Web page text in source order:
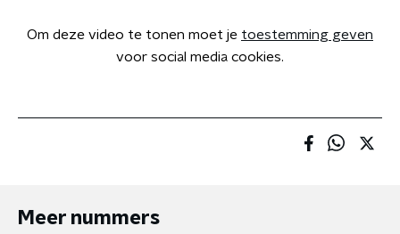
Om deze video te tonen moet je toestemming geven
voor social media cookies.
Meer nummers